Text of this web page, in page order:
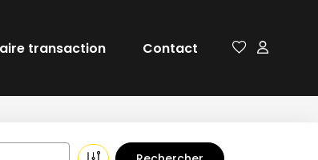
transaction Contact